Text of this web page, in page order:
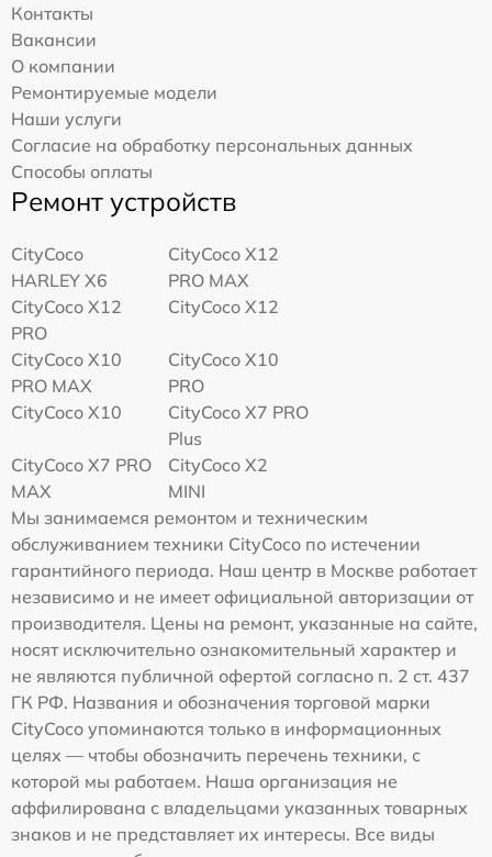
Контакты
Вакансии
О компании
Ремонтируемые модели
Наши услуги
Согласие на обработку персональных данных
Способы оплаты
Ремонт устройств
CityCoco
HARLEY X6
CityCoco X12
PRO MAX
CityCoco X12
PRO
CityCoco X12
CityCoco X10
PRO MAX
CityCoco X10
PRO
CityCoco X10
CityCoco X7 PRO
Plus
CityCoco X7 PRO
MAX
CityCoco X2
MINI
Мы занимаемся ремонтом и техническим
обслуживанием техники CityCoco по истечении
гарантийного периода. Наш центр в Москве работает
независимо и не имеет официальной авторизации от
производителя. Цены на ремонт, указанные на сайте,
носят исключительно ознакомительный характер и
не являются публичной офертой согласно п. 2 ст. 437
ГК РФ. Названия и обозначения торговой марки
CityCoco упоминаются только в информационных
целях — чтобы обозначить перечень техники, с
которой мы работаем. Наша организация не
аффилирована с владельцами указанных товарных
знаков и не представляет их интересы. Все виды